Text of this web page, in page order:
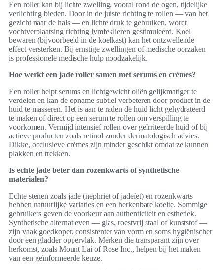
Een roller kan bij lichte zwelling, vooral rond de ogen, tijdelijke
verlichting bieden. Door in de juiste richting te rollen — van het
gezicht naar de hals — en lichte druk te gebruiken, wordt
vochtverplaatsing richting lymfeklieren gestimuleerd. Koel
bewaren (bijvoorbeeld in de koelkast) kan het ontzwellende
effect versterken. Bij ernstige zwellingen of medische oorzaken
is professionele medische hulp noodzakelijk.
Hoe werkt een jade roller samen met serums en crèmes?
Een roller helpt serums en lichtgewicht oliën gelijkmatiger te
verdelen en kan de opname subtiel verbeteren door product in de
huid te masseren. Het is aan te raden de huid licht gehydrateerd
te maken of direct op een serum te rollen om verspilling te
voorkomen. Vermijd intensief rollen over geïrriteerde huid of bij
actieve producten zoals retinol zonder dermatologisch advies.
Dikke, occlusieve crèmes zijn minder geschikt omdat ze kunnen
plakken en trekken.
Is echte jade beter dan rozenkwarts of synthetische
materialen?
Echte stenen zoals jade (nephriet of jadeïet) en rozenkwarts
hebben natuurlijke variaties en een herkenbare koelte. Sommige
gebruikers geven de voorkeur aan authenticiteit en esthetiek.
Synthetische alternatieven — glas, roestvrij staal of kunststof —
zijn vaak goedkoper, consistenter van vorm en soms hygiënischer
door een gladder oppervlak. Merken die transparant zijn over
herkomst, zoals Mount Lai of Rose Inc., helpen bij het maken
van een geïnformeerde keuze.